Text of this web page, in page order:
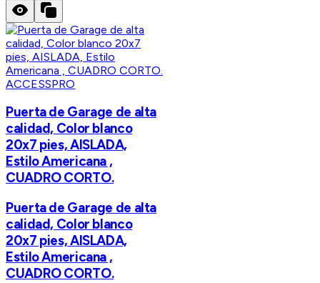
ACCESSPRO
Puerta de Garage de alta
calidad, Color blanco
20x7 pies, AISLADA,
Estilo Americana ,
CUADRO CORTO.
Puerta de Garage de alta
calidad, Color blanco
20x7 pies, AISLADA,
Estilo Americana ,
CUADRO CORTO.